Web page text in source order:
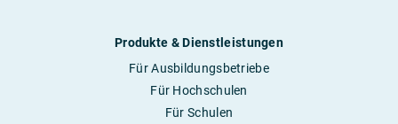
Produkte & Dienstleistungen
Für Ausbildungsbetriebe
Für Hochschulen
Für Schulen